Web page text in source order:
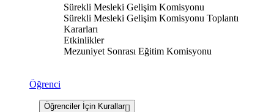
Sürekli Mesleki Gelişim Komisyonu
Sürekli Mesleki Gelişim Komisyonu Toplantı
Kararları
Etkinlikler
Mezuniyet Sonrası Eğitim Komisyonu
Öğrenci
Öğrenciler İçin Kurallar